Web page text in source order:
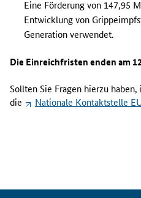
Eine Förderung von 147,95
Entwicklung von
Generation verwendet.
Die Einreichfristen enden am
Sollten Sie Fragen hierzu
die
Nationale Kontaktstelle